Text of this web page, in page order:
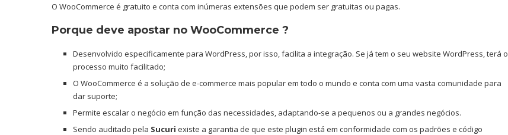
O WooCommerce é gratuito e conta com inúmeras extensões que podem ser gratuitas ou pagas.
Porque deve apostar no WooCommerce ?
Desenvolvido especificamente para WordPress, por isso, facilita a integração. Se já tem o seu website WordPress, terá o
processo muito facilitado;
O WooCommerce é a solução de e-commerce mais popular em todo o mundo e conta com uma vasta comunidade para
dar suporte;
Permite escalar o negócio em função das necessidades, adaptando-se a pequenos ou a grandes negócios.
Sendo auditado pela Sucuri existe a garantia de que este plugin está em conformidade com os padrões e código